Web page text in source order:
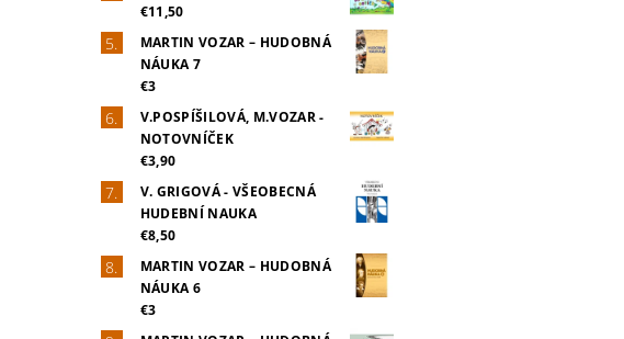
€11,50
MARTIN VOZAR – HUDOBNÁ
NÁUKA 7
€3
V.POSPÍŠILOVÁ, M.VOZAR -
NOTOVNÍČEK
€3,90
V. GRIGOVÁ - VŠEOBECNÁ
HUDEBNÍ NAUKA
€8,50
MARTIN VOZAR – HUDOBNÁ
NÁUKA 6
€3